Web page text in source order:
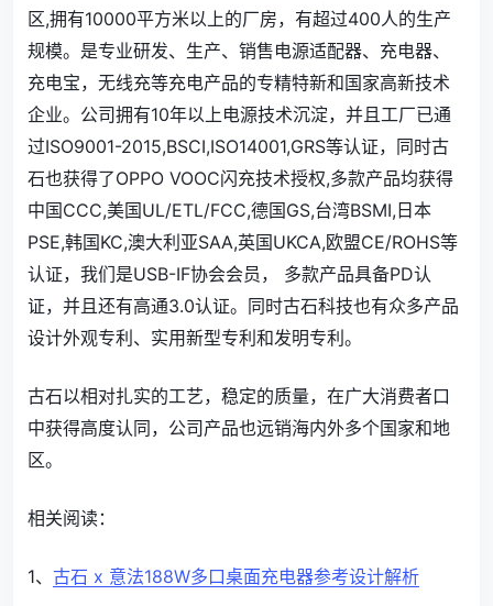
区,拥有10000平方米以上的厂房，有超过400人的生产
规模。是专业研发、生产、销售电源适配器、充电器、
充电宝，无线充等充电产品的专精特新和国家高新技术
企业。公司拥有10年以上电源技术沉淀，并且工厂已通
过ISO9001-2015,BSCI,ISO14001,GRS等认证，同时古
石也获得了OPPO VOOC闪充技术授权,多款产品均获得
中国CCC,美国UL/ETL/FCC,德国GS,台湾BSMI,日本
PSE,韩国KC,澳大利亚SAA,英国UKCA,欧盟CE/ROHS等
认证，我们是USB-IF协会会员， 多款产品具备PD认
证，并且还有高通3.0认证。同时古石科技也有众多产品
设计外观专利、实用新型专利和发明专利。
古石以相对扎实的工艺，稳定的质量，在广大消费者口
中获得高度认同，公司产品也远销海内外多个国家和地
区。
相关阅读：
1、 古石 x 意法188W多口桌面充电器参考设计解析